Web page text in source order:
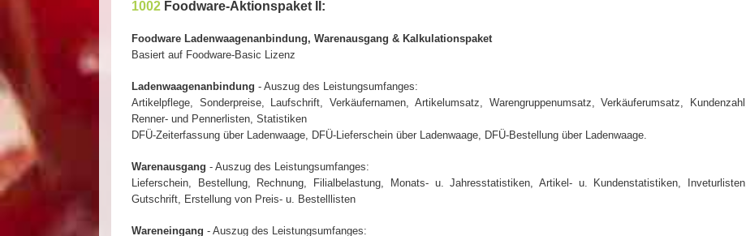
1002 Foodware-Aktionspaket II:
Foodware Ladenwaagenanbindung, Warenausgang & Kalkulationspaket
Basiert auf Foodware-Basic Lizenz
Ladenwaagenanbindung - Auszug des Leistungsumfanges:
Artikelpflege, Sonderpreise, Laufschrift, Verkäufernamen, Artikelumsatz, Warengruppenumsatz, Verkäuferumsatz, Kundenzahl,
Renner- und Pennerlisten, Statistiken
DFÜ-Zeiterfassung über Ladenwaage, DFÜ-Lieferschein über Ladenwaage, DFÜ-Bestellung über Ladenwaage.
Warenausgang - Auszug des Leistungsumfanges:
Lieferschein, Bestellung, Rechnung, Filialbelastung, Monats- u. Jahresstatistiken, Artikel- u. Kundenstatistiken, Inveturlisten,
Gutschrift, Erstellung von Preis- u. Bestelllisten
Wareneingang - Auszug des Leistungsumfanges: